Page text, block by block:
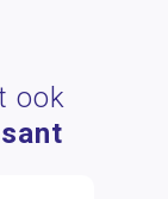
ook